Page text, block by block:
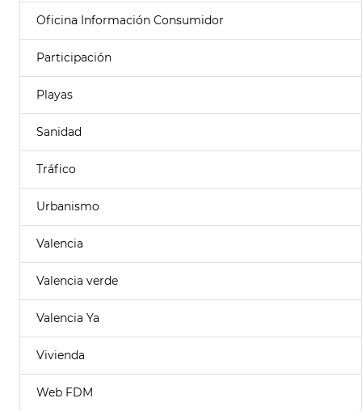
Oficina Información Consumidor
Participación
Playas
Sanidad
Tráfico
Urbanismo
Valencia
Valencia verde
Valencia Ya
Vivienda
Web FDM